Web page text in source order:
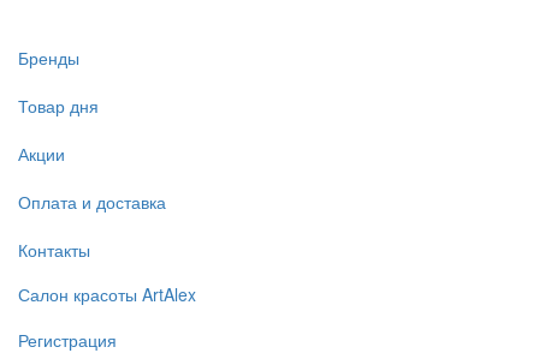
Бренды
Товар дня
Акции
Оплата и доставка
Контакты
Салон красоты ArtAlex
Регистрация